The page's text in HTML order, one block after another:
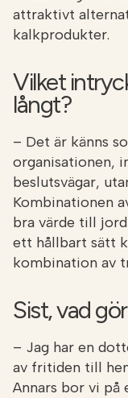
attraktivt
kalkprodukter.
Vilket
långt?
– Det är känns
organisationen,
beslutsvägar,
Kombinationen
bra värde till
ett hållbart sätt
kombination av
Sist, vad
– Jag har en
av fritiden till
Annars bor vi på